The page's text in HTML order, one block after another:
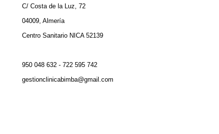
C/ Costa de la Luz, 72
04009, Almería
Centro Sanitario NICA 52139
950 048 632 - 722 595 742
gestionclinicabimba@gmail.com